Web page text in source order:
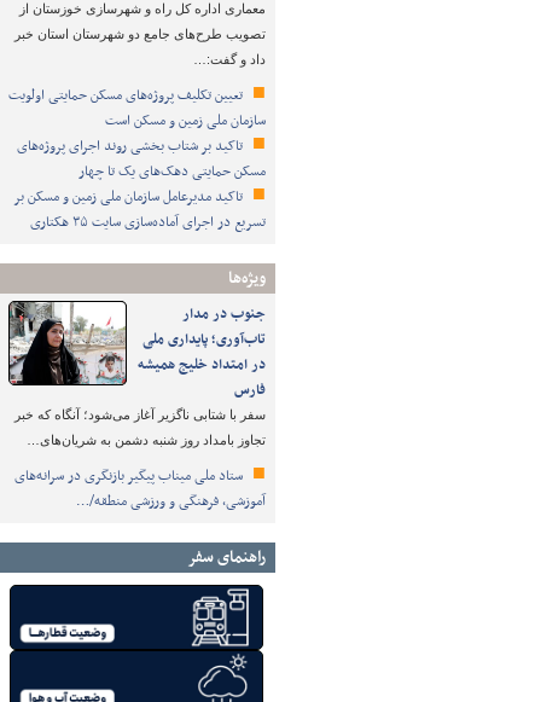
معماری اداره کل راه و شهرسازی خوزستان از
تصویب طرح‌های جامع دو شهرستان استان خبر
داد و گفت:…
تعیین تکلیف پروژه‌های مسکن حمایتی اولویت
سازمان ملی زمین و مسکن است
تاکید بر شتاب ‌بخشی روند اجرای پروژه‌های
مسکن حمایتی دهک‌های یک تا چهار
تاکید مدیرعامل سازمان ملی زمین و مسکن بر
تسریع در اجرای آماده‌سازی سایت ۳۵ هکتاری
ویژه‌ها
جنوب در مدار
تاب‌آوری؛ پایداری ملی
در امتداد خلیج همیشه
فارس
سفر با شتابی ناگزیر آغاز می‌شود؛ آنگاه که خبر
تجاوز بامداد روز شنبه دشمن به شریان‌های…
ستاد ملی میناب پیگیر بازنگری در سرانه‌های
آموزشی، فرهنگی و ورزشی منطقه/…
راهنمای سفر